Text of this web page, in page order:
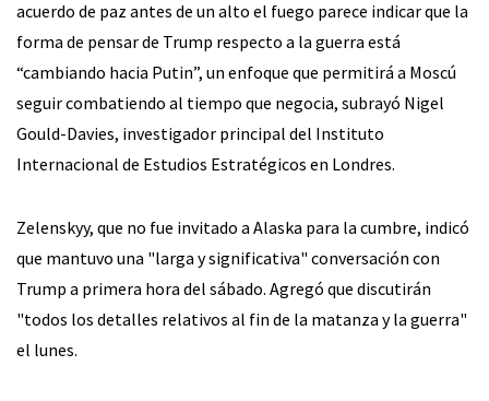
acuerdo de paz antes de un alto el fuego parece indicar que la
forma de pensar de Trump respecto a la guerra está
“cambiando hacia Putin”, un enfoque que permitirá a Moscú
seguir combatiendo al tiempo que negocia, subrayó Nigel
Gould-Davies, investigador principal del Instituto
Internacional de Estudios Estratégicos en Londres.
Zelenskyy, que no fue invitado a Alaska para la cumbre, indicó
que mantuvo una "larga y significativa" conversación con
Trump a primera hora del sábado. Agregó que discutirán
"todos los detalles relativos al fin de la matanza y la guerra"
el lunes.